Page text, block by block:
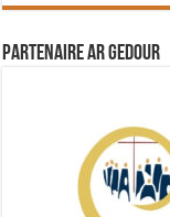
Partenaire Ar Gedour